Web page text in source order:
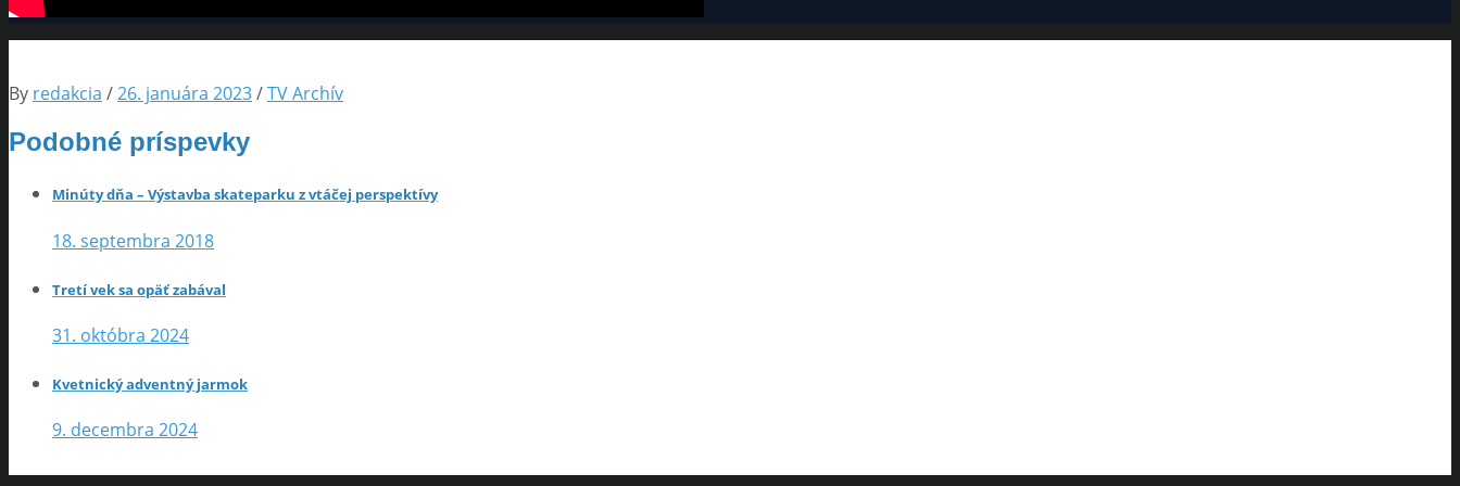
By redakcia /26. januára 2023/TV Archív
Podobné príspevky
Minúty dňa – Výstavba skateparku z vtáčej perspektívy
18. septembra 2018
Tretí vek sa opäť zabával
31. októbra 2024
Kvetnický adventný jarmok
9. decembra 2024